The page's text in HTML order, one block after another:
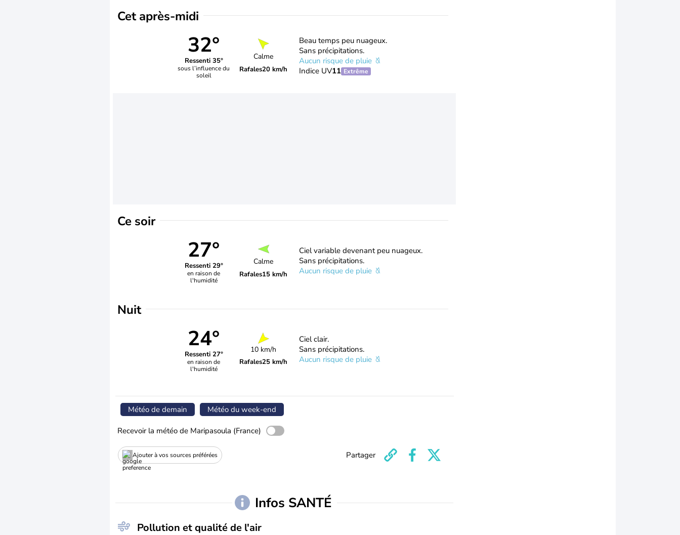
Cet après-midi
32°
Ressenti 35°
sous l’influence du
soleil
Calme
Rafales20 km/h
Beau temps peu nuageux.
Sans précipitations.
Aucun risque de pluie
Indice UV11 Extrême
Ce soir
27°
Ressenti 29°
en raison de
l'humidité
Calme
Rafales15 km/h
Ciel variable devenant peu nuageux.
Sans précipitations.
Aucun risque de pluie
Nuit
24°
Ressenti 27°
en raison de
l'humidité
10 km/h
Rafales25 km/h
Ciel clair.
Sans précipitations.
Aucun risque de pluie
Météo de demain Météo du week-end
Recevoir la météo de Maripasoula (France)
Ajouter à vos sources préférées Partager
Infos SANTÉ
Pollution et qualité de l'air